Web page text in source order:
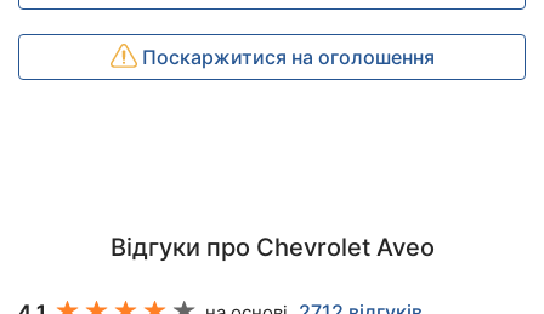
Поскаржитися на оголошення
Відгуки про Chevrolet Aveo